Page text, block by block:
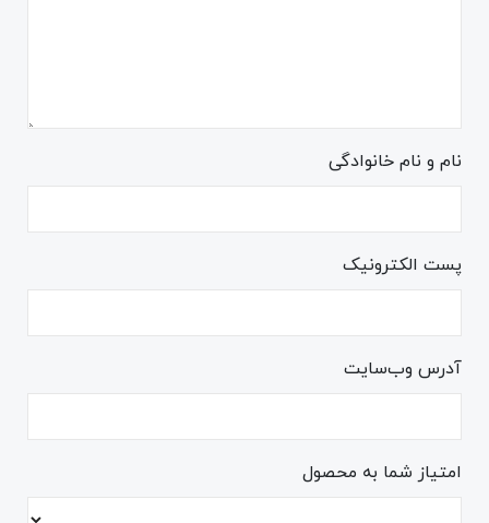
نام و نام خانوادگی
پست الکترونیک
آدرس وب‌سایت
امتیاز شما به محصول